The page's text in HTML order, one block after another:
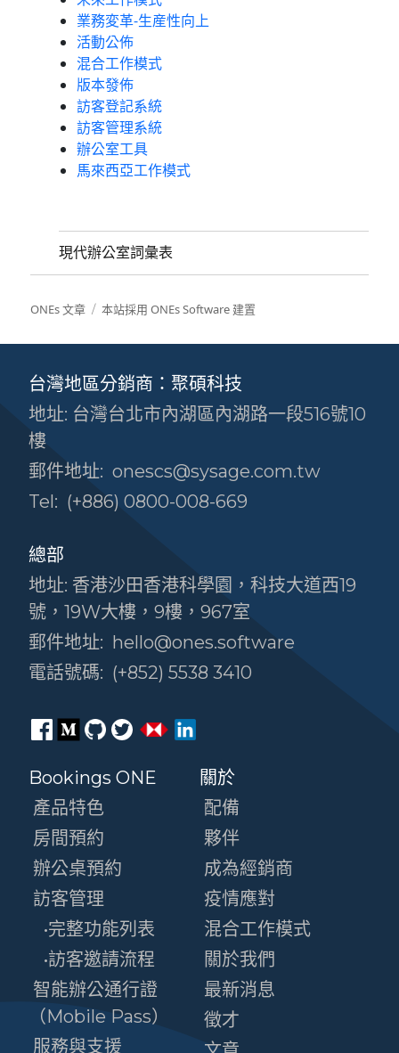
業務変革-生産性向上
活動公佈
混合工作模式
版本發佈
訪客登記系統
訪客管理系統
辦公室工具
馬來西亞工作模式
現代辦公室詞彙表
ONEs 文章 本站採用 ONEs Software 建置
台灣地區分銷商：聚碩科技
地址: 台灣台北市內湖區內湖路一段516號10
樓
郵件地址: onescs@sysage.com.tw
Tel: (+886) 0800-008-669
總部
地址: 香港沙田香港科學園，科技大道西19
號，19W大樓，9樓，967室
郵件地址: hello@ones.software
電話號碼: (+852) 5538 3410
Bookings ONE
產品特色
房間預約
辦公桌預約
訪客管理
•完整功能列表
•訪客邀請流程
智能辦公通行證
（Mobile Pass）
服務與支援
關於
配備
夥伴
成為經銷商
疫情應對
混合工作模式
關於我們
最新消息
徵才